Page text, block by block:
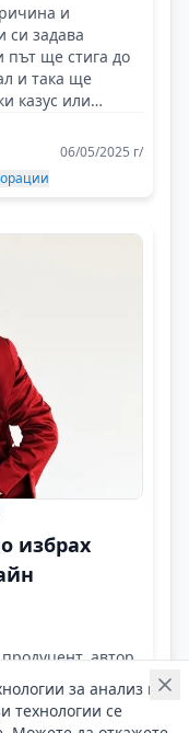
и
си задава
път ще стига до
и така ще
казус или
06/05/2025 г/
избрах
автор,
и интериор!
за анализ на
технологии се